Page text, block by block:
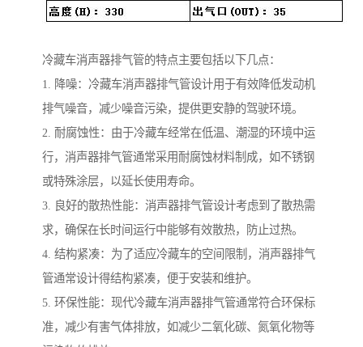
冷藏车消声器排气管的特点主要包括以下几点：
1. 降噪：冷藏车消声器排气管设计用于有效降低发动机
排气噪音，减少噪音污染，提供更安静的驾驶环境。
2. 耐腐蚀性：由于冷藏车经常在低温、潮湿的环境中运
行，消声器排气管通常采用耐腐蚀材料制成，如不锈钢
或特殊涂层，以延长使用寿命。
3. 良好的散热性能：消声器排气管设计考虑到了散热需
求，确保在长时间运行中能够有效散热，防止过热。
4. 结构紧凑：为了适应冷藏车的空间限制，消声器排气
管通常设计得结构紧凑，便于安装和维护。
5. 环保性能：现代冷藏车消声器排气管通常符合环保标
准，减少有害气体排放，如减少二氧化碳、氮氧化物等